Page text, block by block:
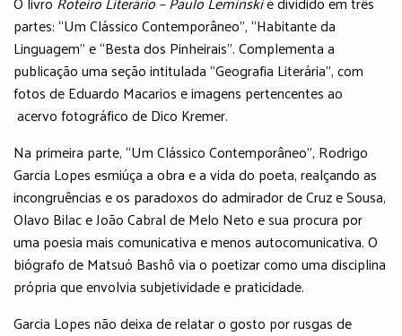
partes: “Um Clássico Contemporâneo”, “Habitante da
Linguagem” e “Besta dos Pinheirais”. Complementa a
publicação uma seção intitulada “Geografia Literária”, com
fotos de Eduardo Macarios e imagens pertencentes ao
acervo fotográfico de Dico Kremer.
Na primeira parte, “Um Clássico Contemporâneo”, Rodrigo
Garcia Lopes esmiúça a obra e a vida do poeta, realçando as
incongruências e os paradoxos do admirador de Cruz e Sousa,
Olavo Bilac e João Cabral de Melo Neto e sua procura por
uma poesia mais comunicativa e menos autocomunicativa. O
biógrafo de Matsuó Bashô via o poetizar como uma disciplina
própria que envolvia subjetividade e praticidade.
Garcia Lopes não deixa de relatar o gosto por rusgas de